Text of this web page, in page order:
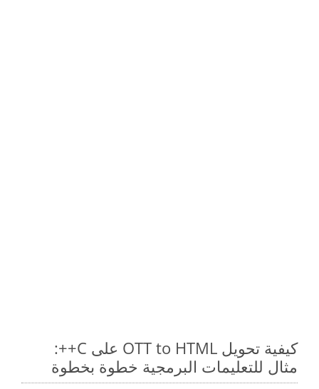
كيفية تحويل OTT to HTML على C++:
مثال للتعليمات البرمجية خطوة بخطوة